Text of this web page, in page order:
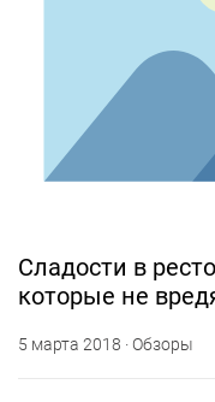
Сладости в
которые не
5 марта 2018 · Обзоры